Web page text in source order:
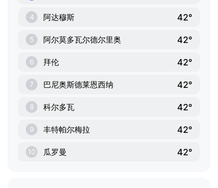
4 阿达穆斯 42°
5 阿尔莫多瓦尔德尔里奥 42°
6 拜伦 42°
7 巴尼奥斯德莱恩西纳 42°
8 科尔多瓦 42°
9 丰特帕尔梅拉 42°
10 瓜罗曼 42°